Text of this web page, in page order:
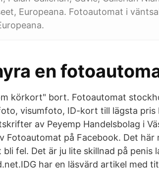
Europeana. Fotoautomat i
en
körkort" bort. Fotoautomat
visumfoto, ID-kort till lägsta pris
av Peyemp Handelsbolag i
Fotoautomat på Facebook. Det här
fel. Det är ju lite skillnad på penis
har en läsvärd artikel med